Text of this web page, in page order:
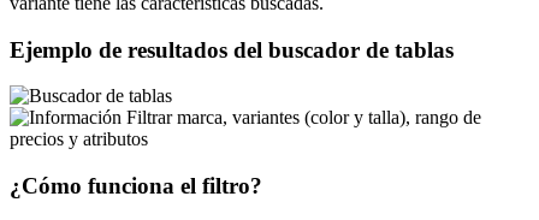
Ejemplo de resultados del buscador de tablas
Filtrar marca, variantes (color y talla), rango de
precios y atributos
¿Cómo funciona el filtro?